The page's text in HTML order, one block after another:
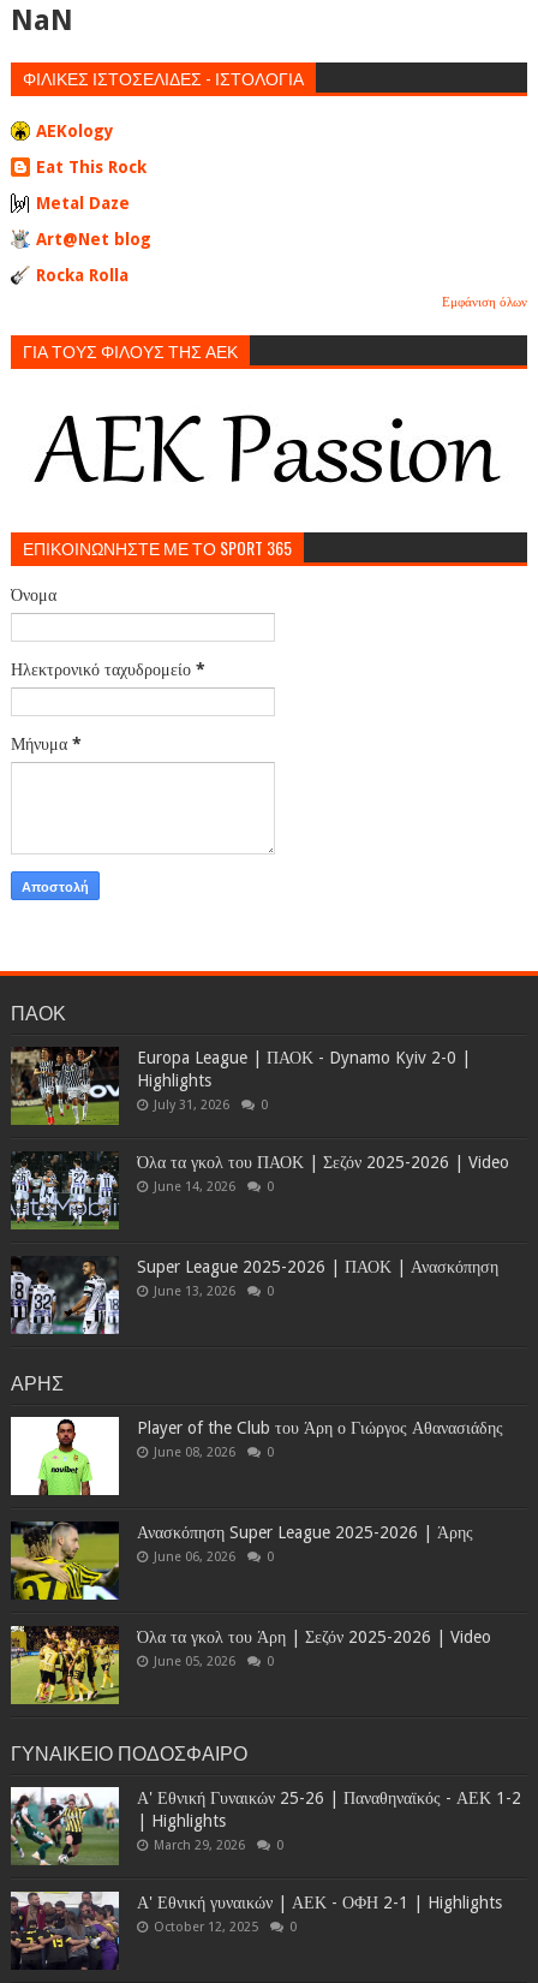
NaN
ΦΙΛΙΚΕΣ ΙΣΤΟΣΕΛΙΔΕΣ - ΙΣΤΟΛΟΓΙΑ
AEKology
Eat This Rock
Metal Daze
Art@Net blog
Rocka Rolla
Εμφάνιση όλων
ΓΙΑ ΤΟΥΣ ΦΙΛΟΥΣ ΤΗΣ ΑΕΚ
ΕΠΙΚΟΙΝΩΝΗΣΤΕ ΜΕ ΤΟ SPORT 365
Όνομα
Ηλεκτρονικό ταχυδρομείο *
Μήνυμα *
ΠΑΟΚ
Europa League | ΠΑΟΚ - Dynamo Kyiv 2-0 |
Highlights
July 31, 2026 0
Όλα τα γκολ του ΠΑΟΚ | Σεζόν 2025-2026 | Video
June 14, 2026 0
Super League 2025-2026 | ΠΑΟΚ | Ανασκόπηση
June 13, 2026 0
ΑΡΗΣ
Player of the Club του Άρη ο Γιώργος Αθανασιάδης
June 08, 2026 0
Ανασκόπηση Super League 2025-2026 | Άρης
June 06, 2026 0
Όλα τα γκολ του Άρη | Σεζόν 2025-2026 | Video
June 05, 2026 0
ΓΥΝΑΙΚΕΙΟ ΠΟΔΟΣΦΑΙΡΟ
Α' Εθνική Γυναικών 25-26 | Παναθηναϊκός - ΑΕΚ 1-2
| Highlights
March 29, 2026 0
Α' Εθνική γυναικών | ΑΕΚ - ΟΦΗ 2-1 | Highlights
October 12, 2025 0